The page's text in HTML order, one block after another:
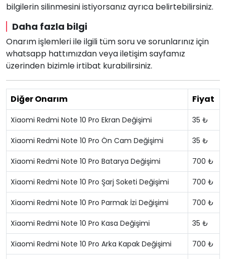
bilgilerin silinmesini istiyorsanız ayrıca belirtebilirsiniz.
Daha fazla bilgi
Onarım işlemleri ile ilgili tüm soru ve sorunlarınız için
whatsapp hattımızdan veya iletişim sayfamız
üzerinden bizimle irtibat kurabilirsiniz.
Diğer Onarım Fiyat
Xiaomi Redmi Note 10 Pro Ekran Değişimi 35 ₺
Xiaomi Redmi Note 10 Pro Ön Cam Değişimi 35 ₺
Xiaomi Redmi Note 10 Pro Batarya Değişimi 700 ₺
Xiaomi Redmi Note 10 Pro Şarj Soketi Değişimi 700 ₺
Xiaomi Redmi Note 10 Pro Parmak İzi Değişimi 700 ₺
Xiaomi Redmi Note 10 Pro Kasa Değişimi 35 ₺
Xiaomi Redmi Note 10 Pro Arka Kapak Değişimi 700 ₺